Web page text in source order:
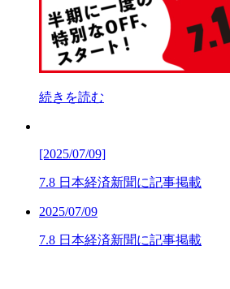
続きを読む
[2025/07/09]
7.8 日本経済新聞に記事掲載
2025/07/09
7.8 日本経済新聞に記事掲載